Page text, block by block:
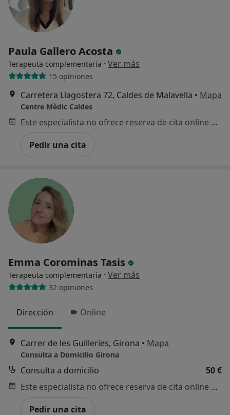
Paula Gallero Acosta
Terapeuta complementaria · Ver más
15 opiniones
Carretera Llagostera 72, Caldes de Malavella • Mapa
Centre Mèdic Caldes
Este especialista no ofrece reserva de cita online en esta dirección.
Pedir una cita
Emma Corominas Tasis
Terapeuta complementaria · Ver más
32 opiniones
Dirección Online
Carrer de les Guilleries, Girona • Mapa
Consulta a Domicilio Girona
Consulta a domicilio
50 €
Este especialista no ofrece reserva de cita online en esta dirección.
Pedir una cita